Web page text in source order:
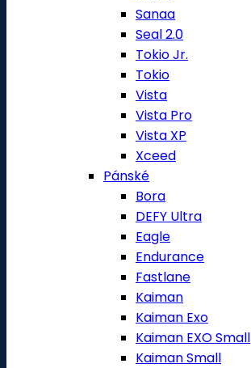
Sanaa
Seal 2.0
Tokio Jr.
Tokio
Vista
Vista Pro
Vista XP
Xceed
Pánské
Bora
DEFY Ultra
Eagle
Endurance
Fastlane
Kaiman
Kaiman Exo
Kaiman EXO Small
Kaiman Small